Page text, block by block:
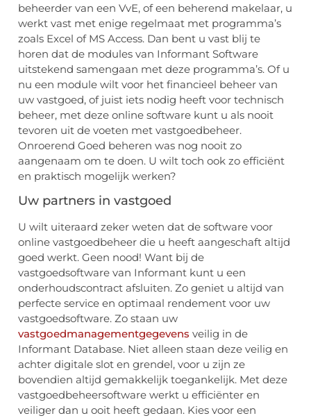
beheerder van een VvE, of een beherend makelaar, u
werkt vast met enige regelmaat met programma’s
zoals Excel of MS Access. Dan bent u vast blij te
horen dat de modules van Informant Software
uitstekend samengaan met deze programma’s. Of u
nu een module wilt voor het financieel beheer van
uw vastgoed, of juist iets nodig heeft voor technisch
beheer, met deze online software kunt u als nooit
tevoren uit de voeten met vastgoedbeheer.
Onroerend Goed beheren was nog nooit zo
aangenaam om te doen. U wilt toch ook zo efficiënt
en praktisch mogelijk werken?
Uw partners in vastgoed
U wilt uiteraard zeker weten dat de software voor
online vastgoedbeheer die u heeft aangeschaft altijd
goed werkt. Geen nood! Want bij de
vastgoedsoftware van Informant kunt u een
onderhoudscontract afsluiten. Zo geniet u altijd van
perfecte service en optimaal rendement voor uw
vastgoedsoftware. Zo staan uw
vastgoedmanagementgegevens veilig in de
Informant Database. Niet alleen staan deze veilig en
achter digitale slot en grendel, voor u zijn ze
bovendien altijd gemakkelijk toegankelijk. Met deze
vastgoedbeheersoftware werkt u efficiënter en
veiliger dan u ooit heeft gedaan. Kies voor een